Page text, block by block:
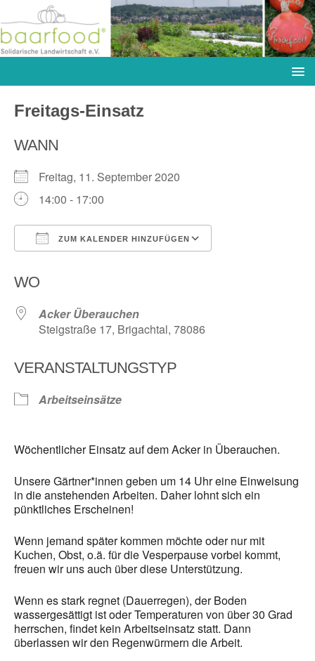
Freitags-Einsatz
WANN
Freitag, 11. September 2020
14:00 - 17:00
ZUM KALENDER HINZUFÜGEN
WO
Acker Überauchen
Steigstraße 17, Brigachtal, 78086
VERANSTALTUNGSTYP
Arbeitseinsätze
Wöchentlicher Einsatz auf dem Acker in Überauchen.
Unsere Gärtner*innen geben um 14 Uhr eine Einweisung
in die anstehenden Arbeiten. Daher lohnt sich ein
pünktliches Erscheinen!
Wenn jemand später kommen möchte oder nur mit
Kuchen, Obst, o.ä. für die Vesperpause vorbei kommt,
freuen wir uns auch über diese Unterstützung.
Wenn es stark regnet (Dauerregen), der Boden
wassergesättigt ist oder Temperaturen von über 30 Grad
herrschen, findet kein Arbeitseinsatz statt. Dann
überlassen wir den Regenwürmern die Arbeit.